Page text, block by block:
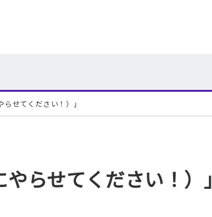
せてください！）」
らせてください！）」